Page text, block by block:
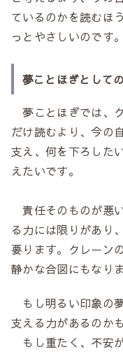
ているのかを読むほ
っとやさしいのです。
夢ことほぎとして
夢ことほぎでは、
だけ読むより、今の
支え、何を下ろした
えたいです。
責任そのものが悪
る力には限りがあり
要ります。クレーン
静かな合図にもなりま
もし明るい印象の
支える力があるのか
もし重たく、不安